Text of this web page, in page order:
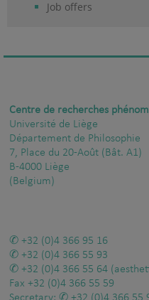
Job offers
Centre de recherches
Université de Liège
Département de Philosophie
7, Place du 20-Août (Bât. A1)
B-4000 Liège
(Belgium)
+32 (0)4 366 95 16
+32 (0)4 366 55 93
+32 (0)4 366 55 64
Fax +32 (0)4 366 55 59